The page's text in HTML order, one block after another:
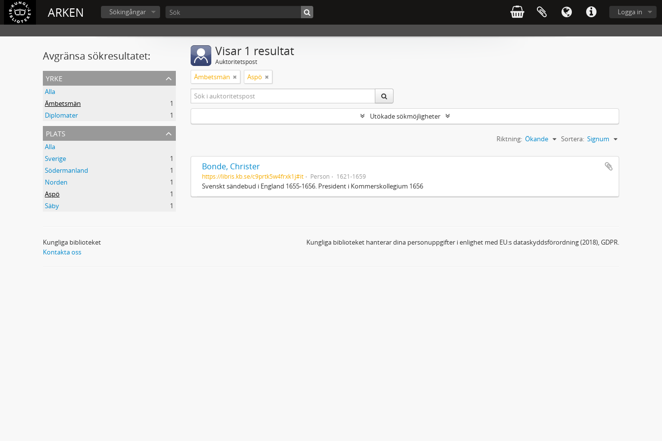
ARKEN Logga in
Sökingångar
Avgränsa sökresultatet:
yrke
Alla
Ämbetsmän
1
Diplomater
1
plats
Alla
Sverige
1
Södermanland
1
Norden
1
Aspö
1
Säby
1
Visar 1 resultat
Auktoritetspost
Ämbetsmän Aspö
Utökade sökmöjligheter
Sortera: Signum
Riktning: Ökande
Bonde, Christer
https://libris.kb.se/c9prtk5w4frxk1j#it Person 1621-1659
Svenskt sändebud i England 1655-1656. President i Kommerskollegium 1656
Kungliga biblioteket
Kontakta oss
Kungliga biblioteket hanterar dina personuppgifter i enlighet med EU:s dataskyddsförordning (2018), GDPR.